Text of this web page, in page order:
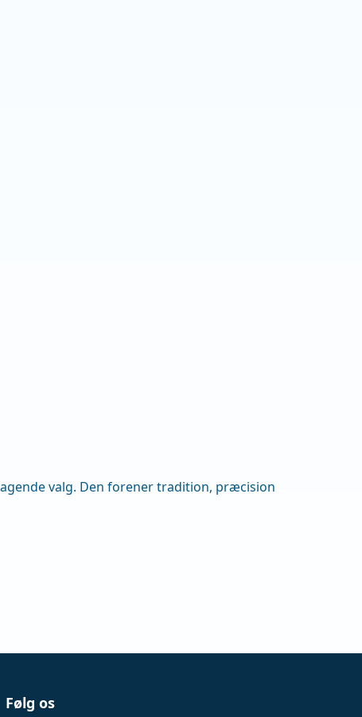
valg. Den forener tradition, præcision
Følg os